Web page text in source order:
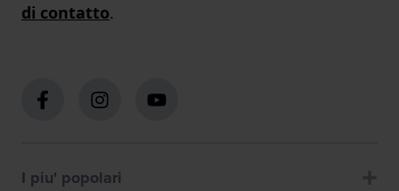
di contatto.
I piu' popolari